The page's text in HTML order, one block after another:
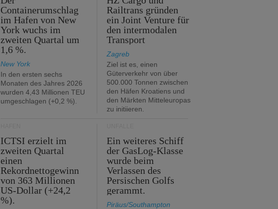
Containerumschlag
im Hafen von New
York wuchs im
zweiten Quartal um
1,6 %.
New York
In den ersten sechs
Monaten des Jahres 2026
wurden 4,43 Millionen TEU
umgeschlagen (+0,2 %).
Railtrans gründen
ein Joint Venture für
den intermodalen
Transport
Zagreb
Ziel ist es, einen
Güterverkehr von über
500.000 Tonnen zwischen
den Häfen Kroatiens und
den Märkten Mitteleuropas
zu initiieren.
ICTSI erzielt im
zweiten Quartal
einen
Rekordnettogewinn
von 363 Millionen
US-Dollar (+24,2
%).
Ein weiteres Schiff
der GasLog-Klasse
wurde beim
Verlassen des
Persischen Golfs
gerammt.
Piräus/Southampton